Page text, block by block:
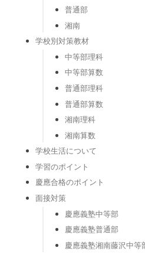
普通部
湘南
学校別対策教材
中等部理科
中等部算数
普通部理科
普通部算数
湘南理科
湘南算数
学校生活について
学習のポイント
慶應合格のポイント
面接対策
慶應義塾中等部
慶應義塾普通部
慶應義塾湘南藤沢中等